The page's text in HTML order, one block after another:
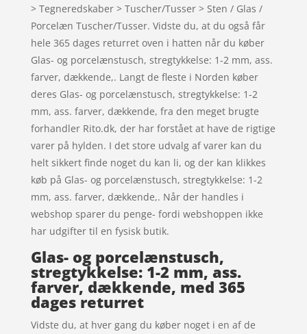
> Tegneredskaber > Tuscher/Tusser > Sten / Glas /
Porcelæn Tuscher/Tusser. Vidste du, at du også får
hele 365 dages returret oven i hatten når du køber
Glas- og porcelænstusch, stregtykkelse: 1-2 mm, ass.
farver, dækkende,. Langt de fleste i Norden køber
deres Glas- og porcelænstusch, stregtykkelse: 1-2
mm, ass. farver, dækkende, fra den meget brugte
forhandler Rito.dk, der har forstået at have de rigtige
varer på hylden. I det store udvalg af varer kan du
helt sikkert finde noget du kan li, og der kan klikkes
køb på Glas- og porcelænstusch, stregtykkelse: 1-2
mm, ass. farver, dækkende,. Når der handles i
webshop sparer du penge- fordi webshoppen ikke
har udgifter til en fysisk butik.
Glas- og porcelænstusch,
stregtykkelse: 1-2 mm, ass.
farver, dækkende, med 365
dages returret
Vidste du, at hver gang du køber noget i en af de